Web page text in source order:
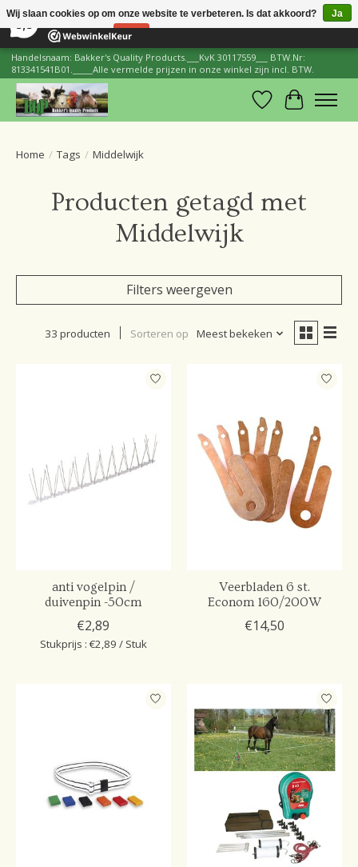
206 Reviews ×
Handelsnaam: Bakker's Quality Products.___KvK 30117559___ BTW.Nr:
813341541B01._____Alle vermelde prijzen in onze winkel zijn incl. BTW.
Verlanglijst
Home / Tags / Middelwijk
Producten getagd met
Middelwijk
Filters weergeven
33 producten Sorteren op Meest bekeken
anti vogelpin /
duivenpin -50cm
€2,89
Stukprijs : €2,89 / Stuk
Veerbladen 6 st.
Econom 160/200W
€14,50
Wij slaan cookies op om onze website te verbeteren. Is dat akkoord?
Ja
Nee